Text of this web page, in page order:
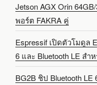
Jetson AGX Orin
พอร์ต FAKRA คู่
Espressif เปิดตัวโมดูล
6 และ Bluetooth LE สำ
BG2B ชิป Bluetooth